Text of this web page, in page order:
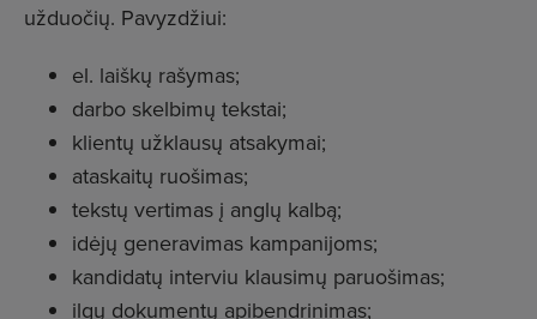
užduočių. Pavyzdžiui:
el. laiškų rašymas;
darbo skelbimų tekstai;
klientų užklausų atsakymai;
ataskaitų ruošimas;
tekstų vertimas į anglų kalbą;
idėjų generavimas kampanijoms;
kandidatų interviu klausimų paruošimas;
ilgų dokumentų apibendrinimas;